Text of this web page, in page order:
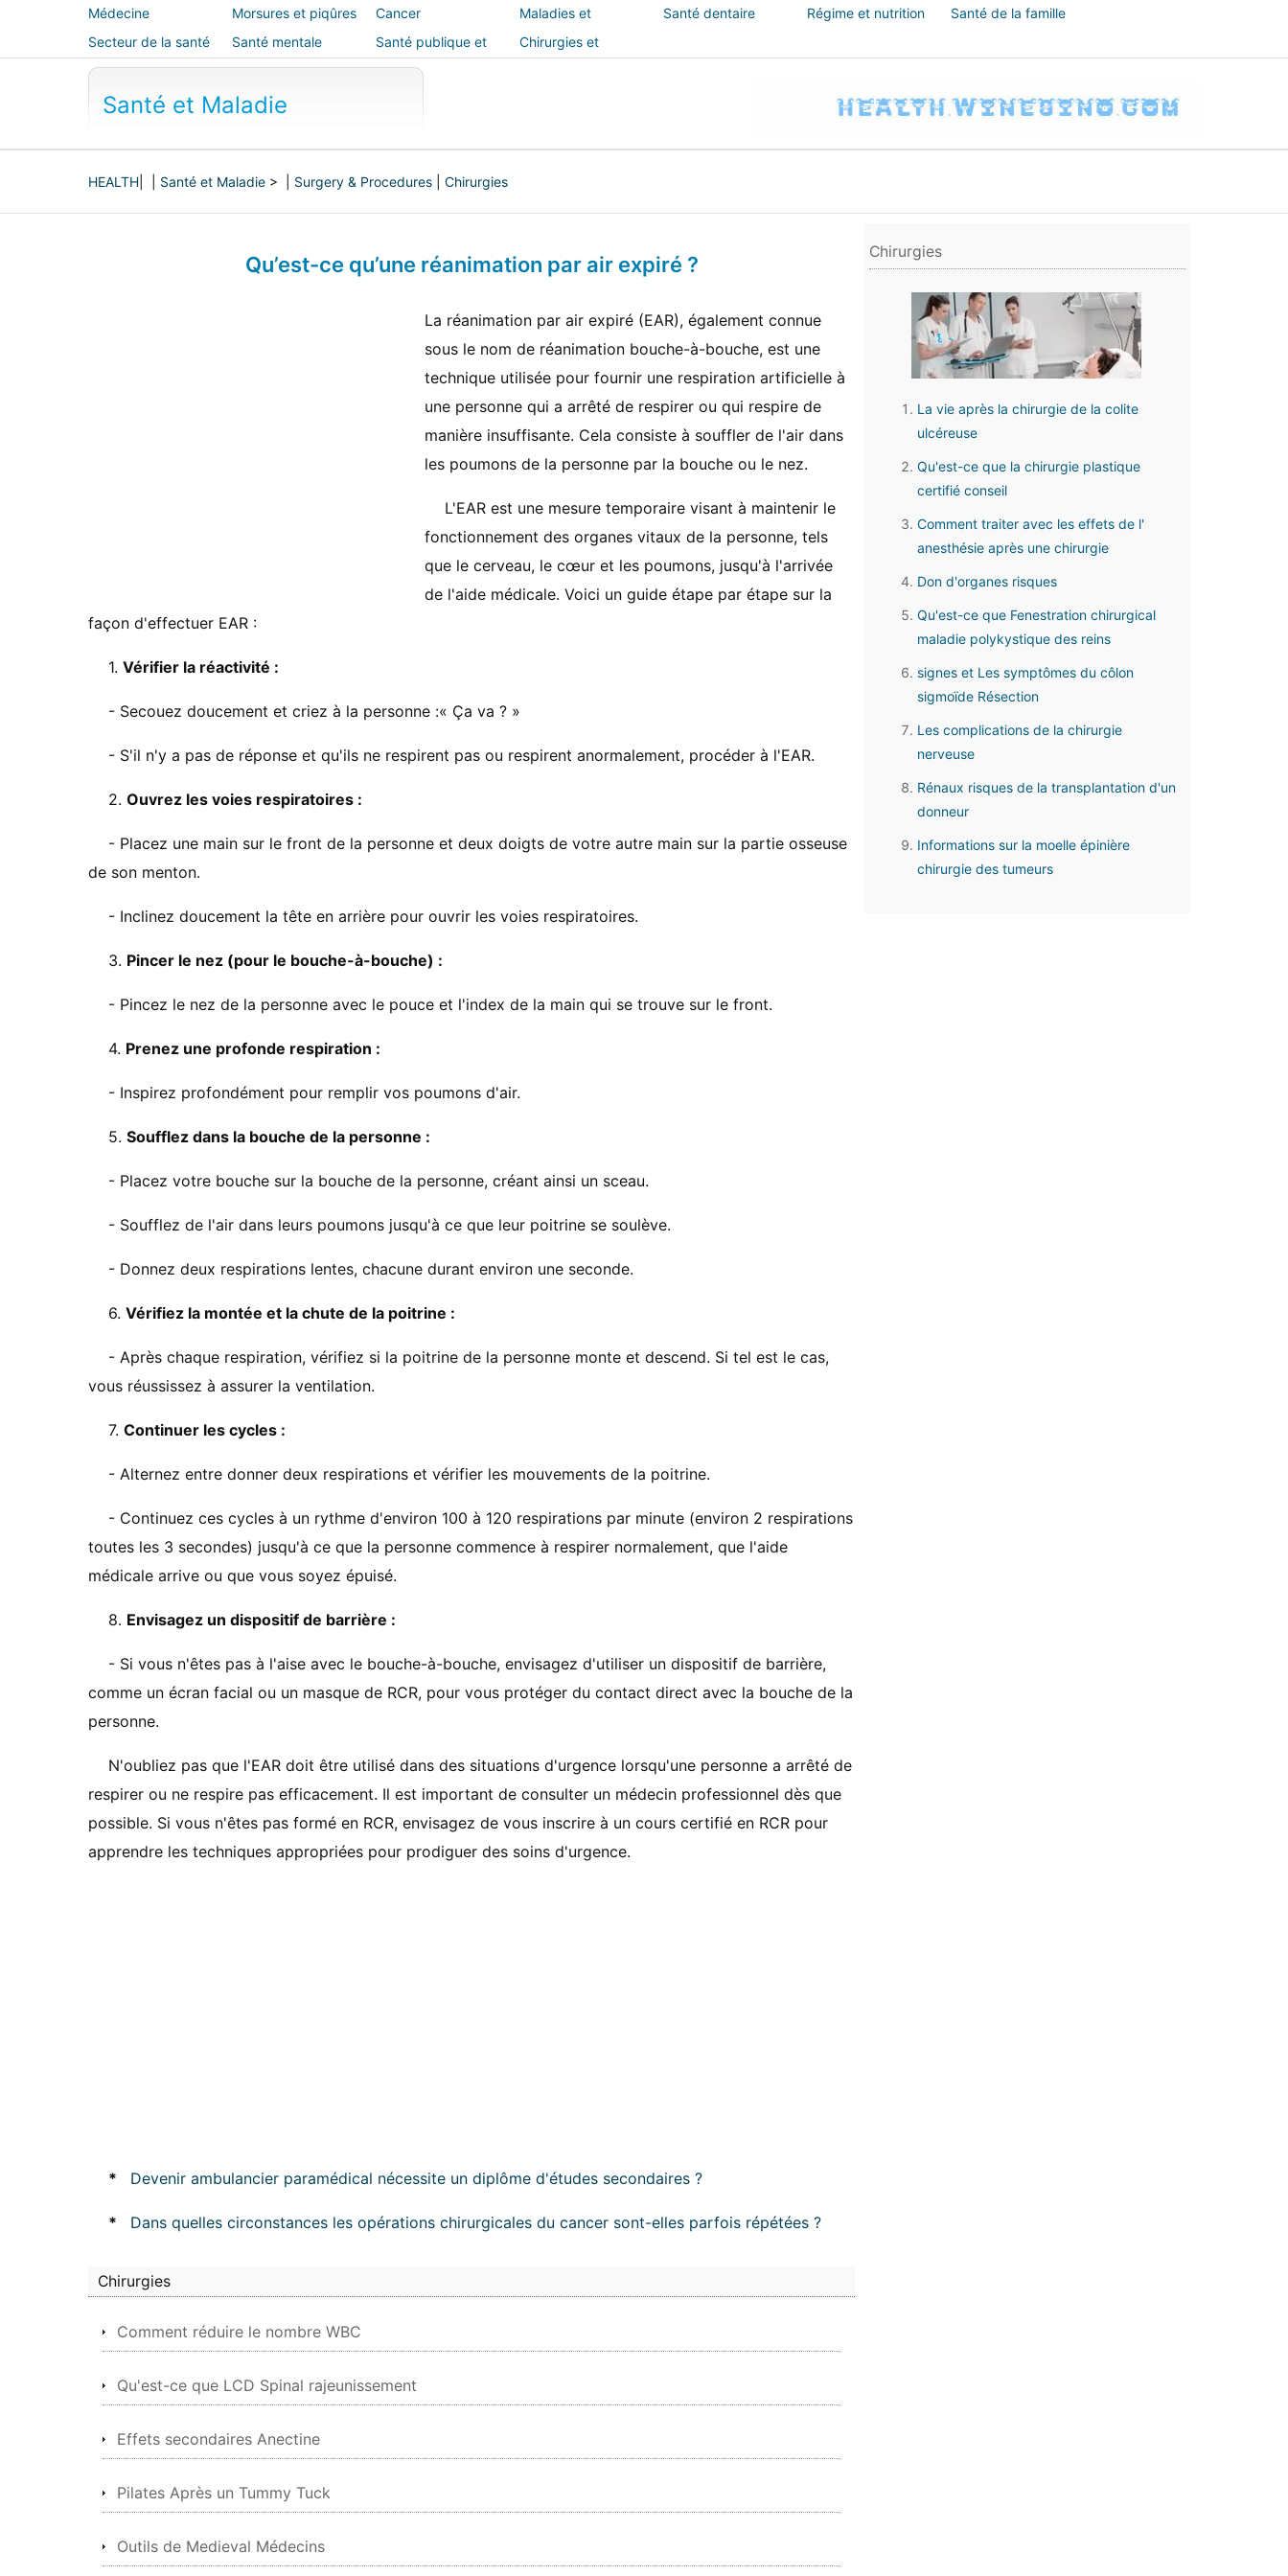
Médecine
alternative
Morsures et piqûres Cancer
Maladies et
traitements
Santé dentaire Régime et nutrition
Santé de la famille
Secteur de la santé
Santé mentale
Santé publique et
sécurité
Chirurgies et
Santé et Maladie
HEALTH Santé et Maladie > | Surgery & Procedures Chirurgies
Qu’est-ce qu’une réanimation par air expiré ?
La réanimation par air expiré (EAR), également connue
sous le nom de réanimation bouche-à-bouche, est une
technique utilisée pour fournir une respiration artificielle à
une personne qui a arrêté de respirer ou qui respire de
manière insuffisante. Cela consiste à souffler de l'air dans
les poumons de la personne par la bouche ou le nez.
L'EAR est une mesure temporaire visant à maintenir le
fonctionnement des organes vitaux de la personne, tels
que le cerveau, le cœur et les poumons, jusqu'à l'arrivée
de l'aide médicale. Voici un guide étape par étape sur la
façon d'effectuer EAR :
1. Vérifier la réactivité :
- Secouez doucement et criez à la personne :« Ça va ? »
- S'il n'y a pas de réponse et qu'ils ne respirent pas ou respirent anormalement, procéder à l'EAR.
2. Ouvrez les voies respiratoires :
- Placez une main sur le front de la personne et deux doigts de votre autre main sur la partie osseuse
de son menton.
- Inclinez doucement la tête en arrière pour ouvrir les voies respiratoires.
3. Pincer le nez (pour le bouche-à-bouche) :
- Pincez le nez de la personne avec le pouce et l'index de la main qui se trouve sur le front.
4. Prenez une profonde respiration :
- Inspirez profondément pour remplir vos poumons d'air.
5. Soufflez dans la bouche de la personne :
- Placez votre bouche sur la bouche de la personne, créant ainsi un sceau.
- Soufflez de l'air dans leurs poumons jusqu'à ce que leur poitrine se soulève.
- Donnez deux respirations lentes, chacune durant environ une seconde.
6. Vérifiez la montée et la chute de la poitrine :
- Après chaque respiration, vérifiez si la poitrine de la personne monte et descend. Si tel est le cas,
vous réussissez à assurer la ventilation.
7. Continuer les cycles :
- Alternez entre donner deux respirations et vérifier les mouvements de la poitrine.
- Continuez ces cycles à un rythme d'environ 100 à 120 respirations par minute (environ 2 respirations
toutes les 3 secondes) jusqu'à ce que la personne commence à respirer normalement, que l'aide
médicale arrive ou que vous soyez épuisé.
8. Envisagez un dispositif de barrière :
- Si vous n'êtes pas à l'aise avec le bouche-à-bouche, envisagez d'utiliser un dispositif de barrière,
comme un écran facial ou un masque de RCR, pour vous protéger du contact direct avec la bouche de la
personne.
N'oubliez pas que l'EAR doit être utilisé dans des situations d'urgence lorsqu'une personne a arrêté de
respirer ou ne respire pas efficacement. Il est important de consulter un médecin professionnel dès que
possible. Si vous n'êtes pas formé en RCR, envisagez de vous inscrire à un cours certifié en RCR pour
apprendre les techniques appropriées pour prodiguer des soins d'urgence.
* Devenir ambulancier paramédical nécessite un diplôme d'études secondaires ?
* Dans quelles circonstances les opérations chirurgicales du cancer sont-elles parfois répétées ?
Chirurgies
Comment réduire le nombre WBC
Qu'est-ce que LCD Spinal rajeunissement
Effets secondaires Anectine
Pilates Après un Tummy Tuck
Outils de Medieval Médecins
Chirurgies
La vie après la chirurgie de la colite
ulcéreuse
Qu'est-ce que la chirurgie plastique
certifié conseil
Comment traiter avec les effets de l'
anesthésie après une chirurgie
Don d'organes risques
Qu'est-ce que Fenestration chirurgical
maladie polykystique des reins
signes et Les symptômes du côlon
sigmoïde Résection
Les complications de la chirurgie
nerveuse
Rénaux risques de la transplantation d'un
donneur
Informations sur la moelle épinière
chirurgie des tumeurs